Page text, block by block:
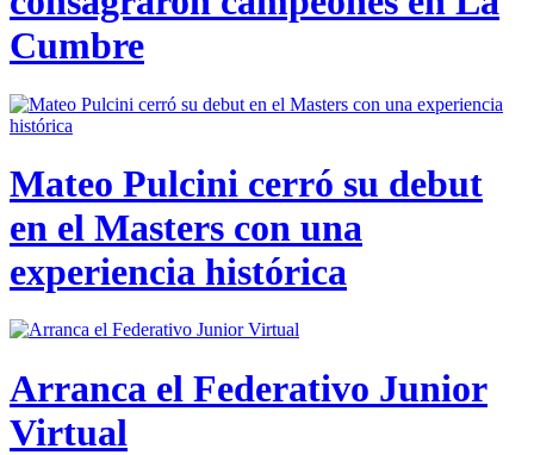
Cumbre
Mateo Pulcini cerró su debut
en el Masters con una
experiencia histórica
Arranca el Federativo Junior
Virtual